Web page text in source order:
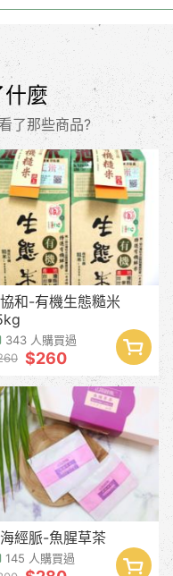
麼
了那些商品?
和-有機生態糙米
343 人購買過
$260
經脈-魚腥草茶
145 人購買過